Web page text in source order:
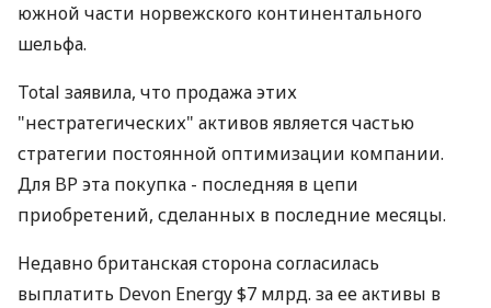
южной части норвежского континентального
шельфа.
Total заявила, что продажа этих
"нестратегических" активов является частью
стратегии постоянной оптимизации компании.
Для BP эта покупка - последняя в цепи
приобретений, сделанных в последние месяцы.
Недавно британская сторона согласилась
выплатить Devon Energy $7 млрд. за ее активы в